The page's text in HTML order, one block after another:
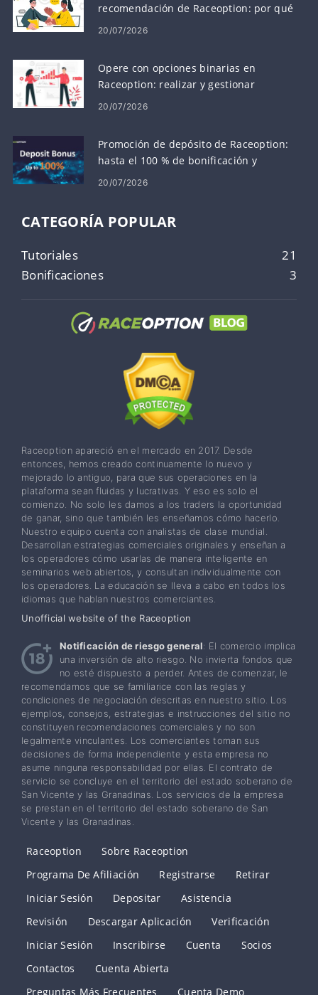
recomendación de Raceoption: por qué
los comerciantes eligen Raceoption
20/07/2026
Opere con opciones binarias en
Raceoption: realizar y gestionar
operaciones
20/07/2026
Promoción de depósito de Raceoption:
hasta el 100 % de bonificación y
condiciones
20/07/2026
CATEGORÍA POPULAR
Tutoriales
21
Bonificaciones
3
Raceoption apareció en el mercado en 2017. Desde
entonces, hemos creado continuamente lo nuevo y
mejorado lo antiguo, para que sus operaciones en la
plataforma sean fluidas y lucrativas. Y eso es solo el
comienzo. No solo les damos a los traders la oportunidad
de ganar, sino que también les enseñamos cómo hacerlo.
Nuestro equipo cuenta con analistas de clase mundial.
Desarrollan estrategias comerciales originales y enseñan a
los operadores cómo usarlas de manera inteligente en
seminarios web abiertos, y consultan individualmente con
los operadores. La educación se lleva a cabo en todos los
idiomas que hablan nuestros comerciantes.
Unofficial website of the Raceoption
Notificación de riesgo general: El comercio implica
una inversión de alto riesgo. No invierta fondos que
no esté dispuesto a perder. Antes de comenzar, le
recomendamos que se familiarice con las reglas y
condiciones de negociación descritas en nuestro sitio. Los
ejemplos, consejos, estrategias e instrucciones del sitio no
constituyen recomendaciones comerciales y no son
legalmente vinculantes. Los comerciantes toman sus
decisiones de forma independiente y esta empresa no
asume ninguna responsabilidad por ellas. El contrato de
servicio se concluye en el territorio del estado soberano de
San Vicente y las Granadinas. Los servicios de la empresa
se prestan en el territorio del estado soberano de San
Vicente y las Granadinas.
Raceoption
Sobre Raceoption
Programa De Afiliación
Registrarse
Retirar
Iniciar Sesión
Depositar
Asistencia
Revisión
Descargar Aplicación
Verificación
Iniciar Sesión
Inscribirse Cuenta
Socios
Contactos
Cuenta Abierta
Preguntas Más Frecuentes
Cuenta Demo